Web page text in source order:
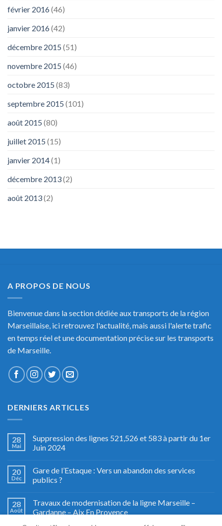
février 2016(46)
janvier 2016(42)
décembre 2015 (51)
novembre 2015 (46)
octobre 2015 (83)
septembre 2015 (101)
août 2015 (80)
juillet 2015 (15)
janvier 2014(1)
décembre 2013(2)
août 2013(2)
A PROPOS DE NOUS
Bienvenue dans la section dédiée aux transports de la région
Marseillaise, ici retrouvez l'actualité, mais aussi l'alerte trafic
en temps réel et une documentation précise sur les transports
de Marseille.
DERNIERS ARTICLES
28
Mai
Suppression des lignes 521,526 et 583 à partir du 1er
Juin 2024
20
Déc
Gare de l’Estaque : Vers un abandon des services
publics ?
28
Août
Travaux de modernisation de la ligne Marseille –
Gardanne – Aix En Provence